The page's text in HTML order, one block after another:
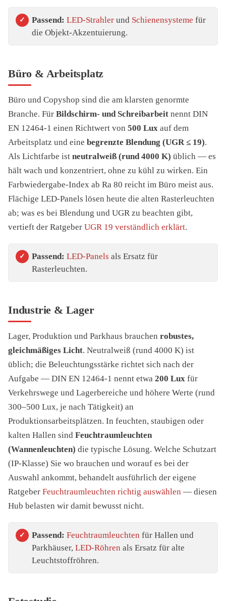
Passend: LED-Strahler und Schienensysteme für
die Objekt-Akzentuierung.
Büro & Arbeitsplatz
Büro und Copyshop sind die am klarsten genormte
Branche. Für Bildschirm- und Schreibarbeit nennt DIN
EN 12464-1 einen Richtwert von 500 Lux auf dem
Arbeitsplatz und eine begrenzte Blendung (UGR ≤ 19).
Als Lichtfarbe ist neutralweiß (rund 4000 K) üblich — es
hält wach und konzentriert, ohne zu kühl zu wirken. Ein
Farbwiedergabe-Index ab Ra 80 reicht im Büro meist aus.
Flächige LED-Panels lösen heute die alten Rasterleuchten
ab; was es bei Blendung und UGR zu beachten gibt,
vertieft der Ratgeber UGR 19 verständlich erklärt.
Passend: LED-Panels als Ersatz für
Rasterleuchten.
Industrie & Lager
Lager, Produktion und Parkhaus brauchen robustes,
gleichmäßiges Licht. Neutralweiß (rund 4000 K) ist
üblich; die Beleuchtungsstärke richtet sich nach der
Aufgabe — DIN EN 12464-1 nennt etwa 200 Lux für
Verkehrswege und Lagerbereiche und höhere Werte (rund
300–500 Lux, je nach Tätigkeit) an
Produktionsarbeitsplätzen. In feuchten, staubigen oder
kalten Hallen sind Feuchtraumleuchten
(Wannenleuchten) die typische Lösung. Welche Schutzart
(IP-Klasse) Sie wo brauchen und worauf es bei der
Auswahl ankommt, behandelt ausführlich der eigene
Ratgeber Feuchtraumleuchten richtig auswählen — diesen
Hub belasten wir damit bewusst nicht.
Passend: Feuchtraumleuchten für Hallen und
Parkhäuser, LED-Röhren als Ersatz für alte
Leuchtstoffröhren.